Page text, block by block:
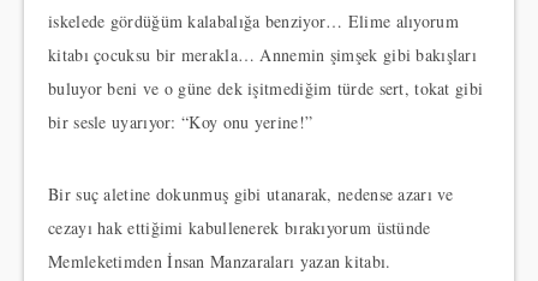
iskelede gördüğüm kalabalığa benziyor… Elime alıyorum
kitabı çocuksu bir merakla… Annemin şimşek gibi bakışları
buluyor beni ve o güne dek işitmediğim türde sert, tokat gibi
bir sesle uyarıyor: “Koy onu yerine!”
Bir suç aletine dokunmuş gibi utanarak, nedense azarı ve
cezayı hak ettiğimi kabullenerek bırakıyorum üstünde
Memleketimden İnsan Manzaraları yazan kitabı.